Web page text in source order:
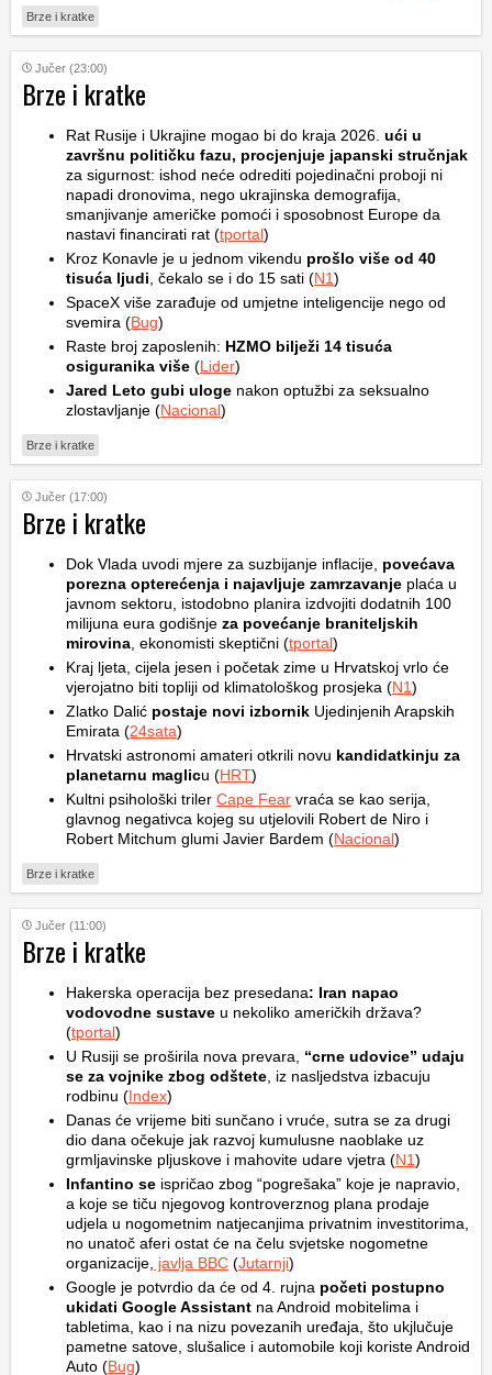
Brze i kratke
Jučer (23:00)
Brze i kratke
Rat Rusije i Ukrajine mogao bi do kraja 2026. ući u
završnu političku fazu, procjenjuje japanski stručnjak
za sigurnost: ishod neće odrediti pojedinačni proboji ni
napadi dronovima, nego ukrajinska demografija,
smanjivanje američke pomoći i sposobnost Europe da
nastavi financirati rat (tportal)
Kroz Konavle je u jednom vikendu prošlo više od 40
tisuća ljudi , čekalo se i do 15 sati (N1)
SpaceX više zarađuje od umjetne inteligencije nego od
svemira (Bug)
Raste broj zaposlenih: HZMO bilježi 14 tisuća
osiguranika više (Lider)
Jared Leto gubi uloge nakon optužbi za seksualno
zlostavljanje (Nacional)
Brze i kratke
Jučer (17:00)
Brze i kratke
Dok Vlada uvodi mjere za suzbijanje inflacije, povećava
porezna opterećenja i najavljuje zamrzavanje plaća u
javnom sektoru, istodobno planira izdvojiti dodatnih 100
milijuna eura godišnje za povećanje braniteljskih
mirovina , ekonomisti skeptični (tportal)
Kraj ljeta, cijela jesen i početak zime u Hrvatskoj vrlo će
vjerojatno biti topliji od klimatološkog prosjeka (N1)
Zlatko Dalić postaje novi izbornik Ujedinjenih Arapskih
Emirata (24sata)
Hrvatski astronomi amateri otkrili novu kandidatkinju za
planetarnu maglicu (HRT)
Kultni psihološki triler Cape Fear vraća se kao serija,
glavnog negativca kojeg su utjelovili Robert de Niro i
Robert Mitchum glumi Javier Bardem (Nacional)
Brze i kratke
Jučer (11:00)
Brze i kratke
Hakerska operacija bez presedana: Iran napao
vodovodne sustave u nekoliko američkih država?
(tportal)
U Rusiji se proširila nova prevara, “crne udovice” udaju
se za vojnike zbog odštete , iz nasljedstva izbacuju
rodbinu (Index)
Danas će vrijeme biti sunčano i vruće, sutra se za drugi
dio dana očekuje jak razvoj kumulusne naoblake uz
grmljavinske pljuskove i mahovite udare vjetra (N1)
Infantino se ispričao zbog “pogrešaka” koje je napravio,
a koje se tiču njegovog kontroverznog plana prodaje
udjela u nogometnim natjecanjima privatnim investitorima,
no unatoč aferi ostat će na čelu svjetske nogometne
organizacije, javlja BBC (Jutarnji)
Google je potvrdio da će od 4. rujna početi postupno
ukidati Google Assistant na Android mobitelima i
tabletima, kao i na nizu povezanih uređaja, što ukjlučuje
pametne satove, slušalice i automobile koji koriste Android
Auto (Bug)